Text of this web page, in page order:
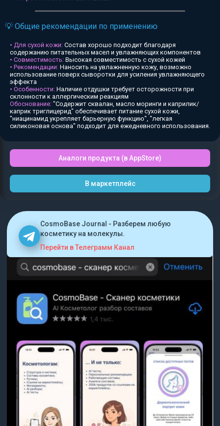
💡 Общие рекомендации по применению
• Для сухой кожи: Состав хорошо подходит благодаря
содержанию питательных масел и увлажняющих компонентов
• Совместимость: Высокая совместимость с сухой кожей
• Рекомендации: Наносить на увлажненную кожу, возможно
использование поверх сыворотки для усиления увлажняющего
эффекта
• Особенности: Наличие отдушки требует осторожности при
склонности к аллергическим реакциям
Обоснование: "Содержит сквалан, масло моринги и каприлик/
каприк триглицерид" обеспечивает питание сухой кожи,
"ниацинамид укрепляет барьерную функцию", "легкая
силиконовая основа" подходит для ежедневного использования.
Аналоги продукта (в AppStore)
В маркетплейс
CosmoBase Journal - Разберем любую
косметику на молекулы.
Перейти в Телеграмм Канал